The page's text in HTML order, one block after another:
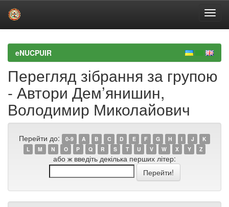
navigationeNUCPUIR
Перегляд зібрання за групою
- Автори Дем’янишин,
Володимир Миколайович
Перейти до: 0-9 A B C D E F G H I J
K
L
M N O P Q R S T U V W X Y Z
або ж введіть декілька перших літер: